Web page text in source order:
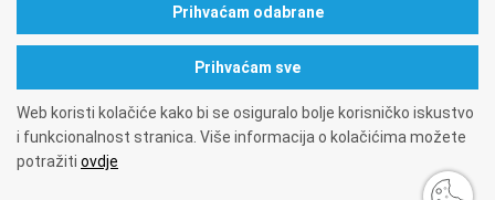
A. Mihanovića 3 10000 Zagreb tel: 01/4595-500
fax: 01/4595-063
Matični broj: 1416626
OIB: 84397956623
Prihvaćam odabrane
Prihvaćam sve
Web koristi kolačiće kako bi se osiguralo bolje korisničko iskustvo
i funkcionalnost stranica. Više informacija o kolačićima možete
potražiti ovdje